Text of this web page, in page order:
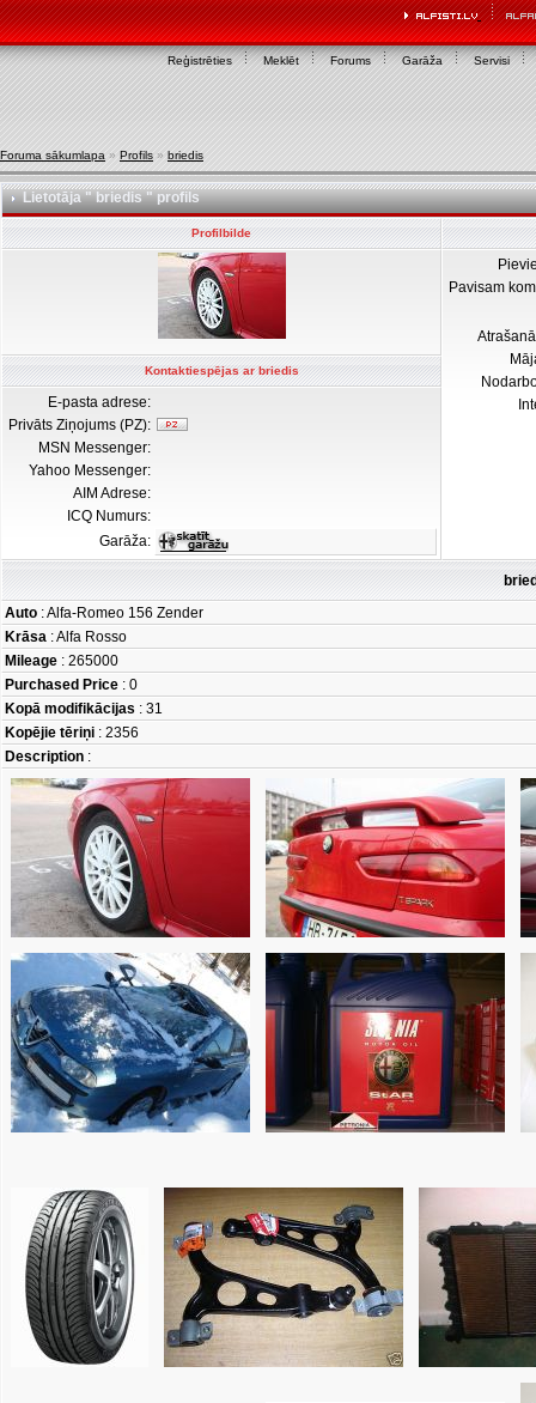
Reģistrēties Meklēt Forums Garāža Servisi
Foruma sākumlapa » Profils » briedis
Lietotāja " briedis " profils
Profilbilde
Pavisam
Kontaktiespējas ar briedis
E-pasta adrese:
Privāts Ziņojums (PZ):
MSN Messenger:
Yahoo Messenger:
AIM Adrese:
ICQ Numurs:
Garāža:
Auto : Alfa-Romeo 156 Zender
Krāsa : Alfa Rosso
Mileage : 265000
Purchased Price : 0
Kopā modifikācijas : 31
Kopējie tēriņi : 2356
Description :